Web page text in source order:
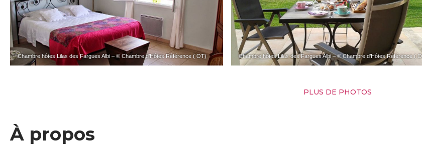
Chambre hôtes Lilas des Fargues Albi – © Chambre d’Hôtes Référence ( OT) Chambre hôtes Lilas des Fargues Albi – © Chambre d’Hôtes Référence (
PLUS DE PHOTOS
À propos